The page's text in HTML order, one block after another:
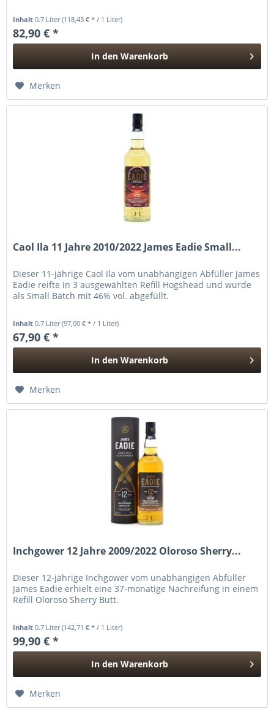
Inhalt0.7 Liter(118,43 € * / 1 Liter)
82,90 € *
In den Warenkorb
Merken
Caol Ila 11 Jahre 2010/2022 James Eadie Small...
Dieser 11-jährige Caol Ila vom unabhängigen Abfüller James
Eadie reifte in 3 ausgewählten Refill Hogshead und wurde
als Small Batch mit 46% vol. abgefüllt.
Inhalt0.7 Liter(97,00 € * / 1 Liter)
67,90 € *
In den Warenkorb
Merken
Inchgower 12 Jahre 2009/2022 Oloroso Sherry...
Dieser 12-jährige Inchgower vom unabhängigen Abfüller
James Eadie erhielt eine 37-monatige Nachreifung in einem
Refill Oloroso Sherry Butt.
Inhalt0.7 Liter(142,71 € * / 1 Liter)
99,90 € *
In den Warenkorb
Merken